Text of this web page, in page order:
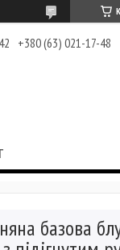
+380 (63) 021-17-48
базова